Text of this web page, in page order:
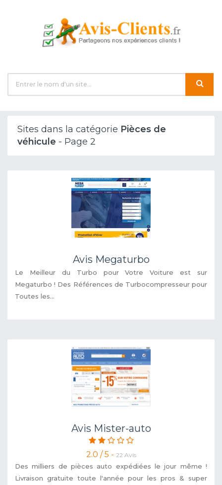
Sites dans la catégorie Pièces de
véhicule - Page 2
Avis Megaturbo
Le Meilleur du Turbo pour Votre Voiture est sur
Megaturbo ! Des Références de Turbocompresseur pour
Toutes les...
Avis Mister-auto
2.0 / 5 - 22 Avis
Des milliers de pièces auto expédiées le jour même !
Livraison gratuite toute l'année pour les pros & super